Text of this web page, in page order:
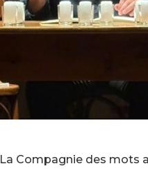
La Compagnie des mots